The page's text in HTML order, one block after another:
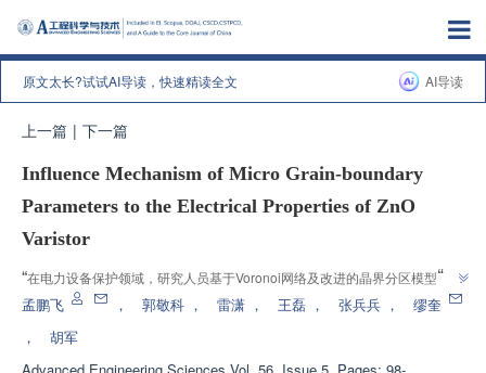
原文太长?试试AI导读，快速精读全文 AI导读
上一篇 | 下一篇
Influence Mechanism of Micro Grain-boundary
Parameters to the Electrical Properties of ZnO
Varistor
“在电力设备保护领域，研究人员基于Voronoi网络及改进的晶界分区模型，研
究了ZnO压敏电阻微观晶界特性对其宏观电气性能的影响规律，为高性能ZnO
”
孟鹏飞 ， 郭敬科 ， 雷潇 ， 王磊 ， 张兵兵 ，
缪奎
，
胡军